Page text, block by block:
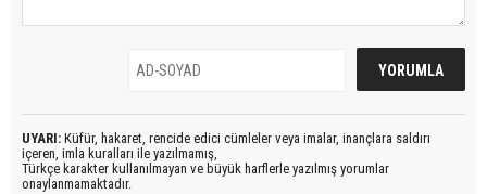
UYARI: Küfür, hakaret, rencide edici cümleler veya imalar, inançlara saldırı
içeren, imla kuralları ile yazılmamış,
Türkçe karakter kullanılmayan ve büyük harflerle yazılmış yorumlar
onaylanmamaktadır.